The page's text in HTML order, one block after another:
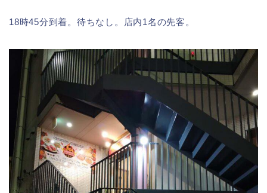
18時45分到着。待ちなし。店内1名の先客。